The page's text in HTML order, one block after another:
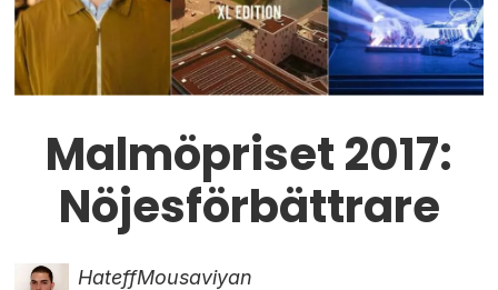
Malmöpriset 2017:
Nöjesförbättrare
HateffMousaviyan